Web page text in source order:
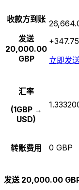
收款方到账
发送
20,000.00
GBP
立即发
汇率
(1GBP →
USD)
转账费用 0 GBP
发送 20,000.00